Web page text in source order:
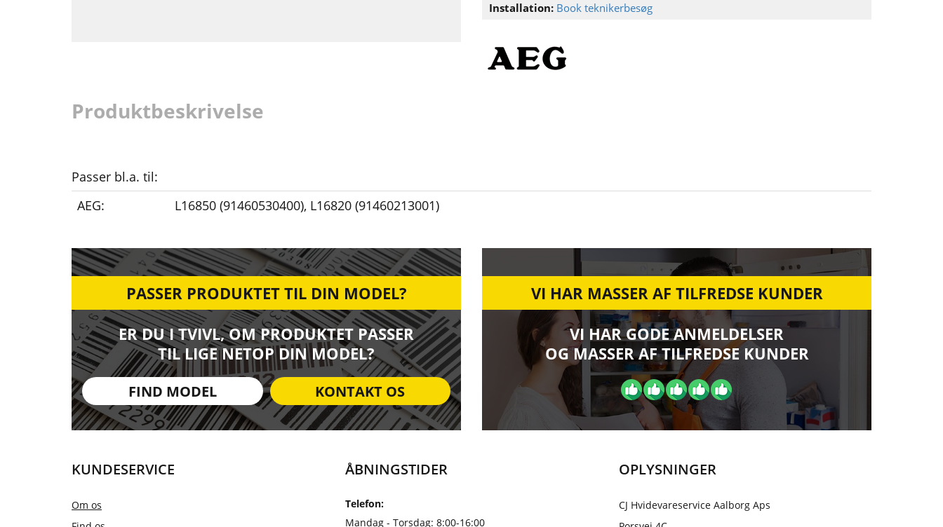
Installation: Book teknikerbesøg
Produktbeskrivelse
Passer bl.a. til:
AEG:
L16850 (91460530400), L16820 (91460213001)
PASSER PRODUKTET TIL DIN MODEL?
ER DU I TVIVL, OM PRODUKTET PASSER
TIL LIGE NETOP DIN MODEL?
FIND MODEL KONTAKT OS
VI HAR MASSER AF TILFREDSE KUNDER
VI HAR GODE ANMELDELSER
OG MASSER AF TILFREDSE KUNDER
KUNDESERVICE
Om os
ÅBNINGSTIDER
Telefon:
Mandag - Torsdag: 8:00-16:00
OPLYSNINGER
CJ Hvidevareservice Aalborg Aps